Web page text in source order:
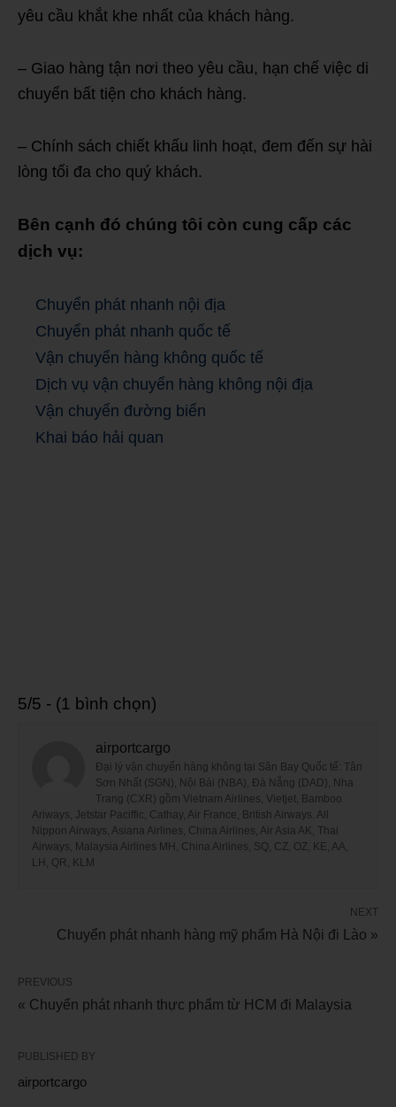
yêu cầu khắt khe nhất của khách hàng.
– Giao hàng tận nơi theo yêu cầu, hạn chế việc di
chuyển bất tiện cho khách hàng.
– Chính sách chiết khấu linh hoạt, đem đến sự hài
lòng tối đa cho quý khách.
Bên cạnh đó chúng tôi còn cung cấp các
dịch vụ:
Chuyển phát nhanh nội địa
Chuyển phát nhanh quốc tế
Vận chuyển hàng không quốc tế
Dịch vụ vận chuyển hàng không nội địa
Vận chuyển đường biển
Khai báo hải quan
5/5 - (1 bình chọn)
airportcargo
Đại lý vận chuyển hàng không tại Sân Bay Quốc tế: Tân
Sơn Nhất (SGN), Nội Bài (NBA), Đà Nẵng (DAD), Nha
Trang (CXR) gồm Vietnam Airlines, Vietjet, Bamboo
Ariways, Jetstar Paciffic, Cathay, Air France, British Airways. All
Nippon Airways, Asiana Airlines, China Airlines, Air Asia AK, Thai
Airways, Malaysia Airlines MH, China Airlines, SQ, CZ, OZ, KE, AA,
LH, QR, KLM
NEXT
Chuyển phát nhanh hàng mỹ phẩm Hà Nội đi Lào »
PREVIOUS
« Chuyển phát nhanh thực phẩm từ HCM đi Malaysia
PUBLISHED BY
airportcargo